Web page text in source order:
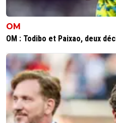
OM
OM : Todibo et Paixao, deux